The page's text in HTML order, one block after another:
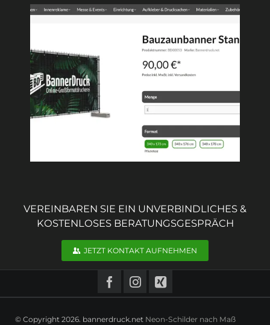
VEREINBAREN SIE EIN UNVERBINDLICHES &
KOSTENLOSES BERATUNGSGESPRÄCH
JETZT KONTAKT AUFNEHMEN
© Copyright 2026. bannerdruck.net Neon-Schilder nach Maß